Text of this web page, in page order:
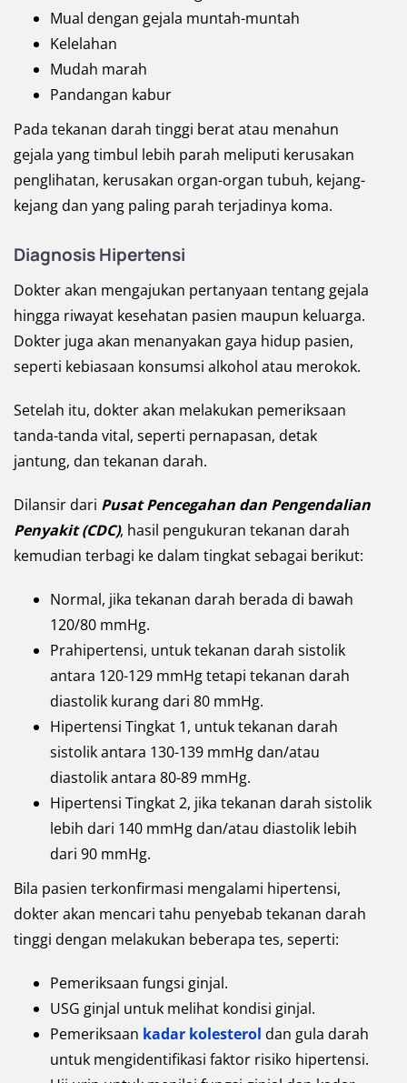
Mual dengan gejala muntah-muntah
Kelelahan
Mudah marah
Pandangan kabur
Pada tekanan darah tinggi berat atau menahun
gejala yang timbul lebih parah meliputi kerusakan
penglihatan, kerusakan organ-organ tubuh, kejang-
kejang dan yang paling parah terjadinya koma.
Diagnosis Hipertensi
Dokter akan mengajukan pertanyaan tentang gejala
hingga riwayat kesehatan pasien maupun keluarga.
Dokter juga akan menanyakan gaya hidup pasien,
seperti kebiasaan konsumsi alkohol atau merokok.
Setelah itu, dokter akan melakukan pemeriksaan
tanda-tanda vital, seperti pernapasan, detak
jantung, dan tekanan darah.
Dilansir dari Pusat Pencegahan dan Pengendalian
Penyakit (CDC), hasil pengukuran tekanan darah
kemudian terbagi ke dalam tingkat sebagai berikut:
Normal, jika tekanan darah berada di bawah
120/80 mmHg.
Prahipertensi, untuk tekanan darah sistolik
antara 120-129 mmHg tetapi tekanan darah
diastolik kurang dari 80 mmHg.
Hipertensi Tingkat 1, untuk tekanan darah
sistolik antara 130-139 mmHg dan/atau
diastolik antara 80-89 mmHg.
Hipertensi Tingkat 2, jika tekanan darah sistolik
lebih dari 140 mmHg dan/atau diastolik lebih
dari 90 mmHg.
Bila pasien terkonfirmasi mengalami hipertensi,
dokter akan mencari tahu penyebab tekanan darah
tinggi dengan melakukan beberapa tes, seperti:
Pemeriksaan fungsi ginjal.
USG ginjal untuk melihat kondisi ginjal.
Pemeriksaan kadar kolesterol dan gula darah
untuk mengidentifikasi faktor risiko hipertensi.